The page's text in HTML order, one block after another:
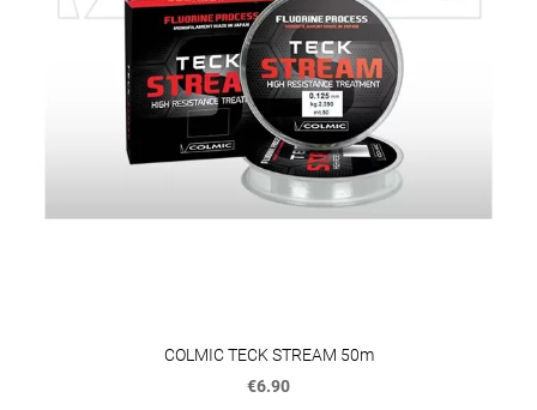
COLMIC TECK STREAM 50m
€6.90